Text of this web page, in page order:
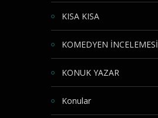
KISA KISA
KOMEDYEN İNCELEMESİ
KONUK YAZAR
Konular